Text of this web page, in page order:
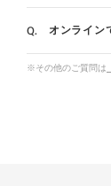
合、14文
す｡白く輝
高く、変質
るブライダ
一般的なデ
ます。
オンライン
※その他のご質問は